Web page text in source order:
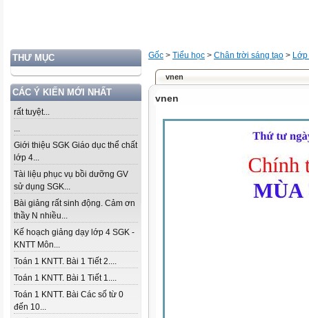
THƯ MỤC
CÁC Ý KIẾN MỚI NHẤT
rất tuyệt...
...
Giới thiệu SGK Giáo dục thể chất
lớp 4...
Tài liệu phục vụ bồi dưỡng GV
sử dụng SGK...
Bài giảng rất sinh động. Cảm ơn
thầy N nhiều...
Kế hoạch giảng dạy lớp 4 SGK -
KNTT Môn...
Toán 1 KNTT. Bài 1 Tiết 2....
Toán 1 KNTT. Bài 1 Tiết 1....
Toán 1 KNTT. Bài Các số từ 0
đến 10...
Gốc > Tiểu học > Chân trời sáng tạo >
vnen
vnen